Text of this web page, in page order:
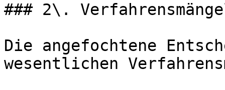
### 2\.
Die angefochtene
wesentlichen